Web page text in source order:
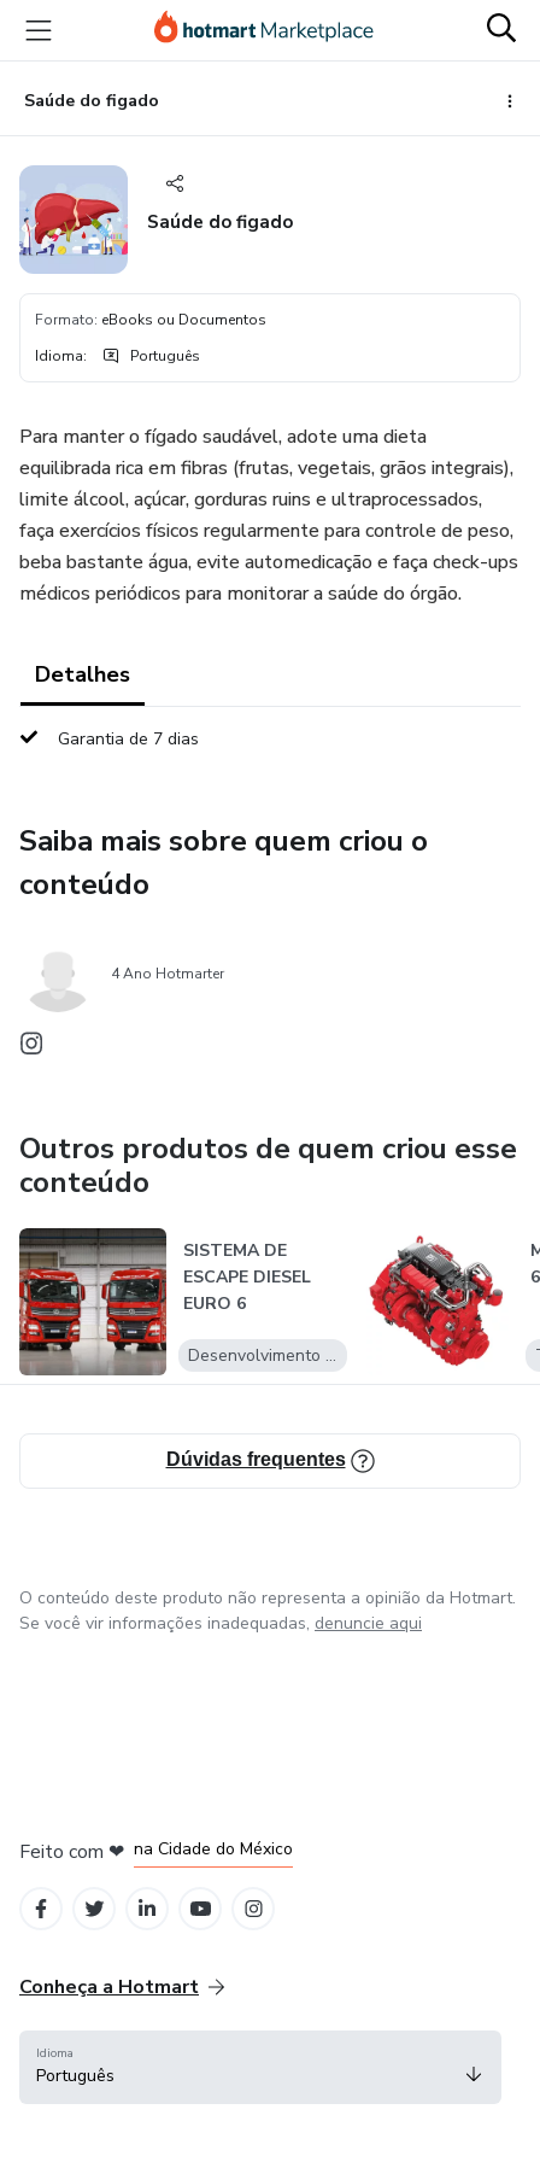
para
conteúdo
principal
para
pagamento
para
rodapé
Saúde do figado
Saúde do figado
Formato: eBooks ou Documentos
Idioma: Português
Para manter o fígado saudável, adote uma dieta
equilibrada rica em fibras (frutas, vegetais, grãos integrais),
limite álcool, açúcar, gorduras ruins e ultraprocessados,
faça exercícios físicos regularmente para controle de peso,
beba bastante água, evite automedicação e faça check-ups
médicos periódicos para monitorar a saúde do órgão.
Detalhes
Garantia de 7 dias
Saiba mais sobre quem criou o
conteúdo
4 Ano Hotmarter
Outros produtos de quem criou esse
conteúdo
SISTEMA DE
ESCAPE DIESEL
EURO 6
Desenvolvimento Pessoal
6
Dúvidas frequentes
O conteúdo deste produto não representa a opinião da Hotmart.
Se você vir informações inadequadas, denuncie aqui
Feito com ❤ na Cidade do México
Conheça a Hotmart
Idioma
Português